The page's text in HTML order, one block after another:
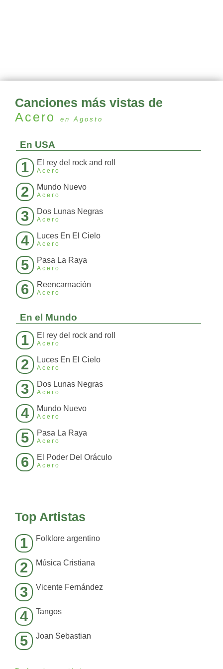
Canciones más vistas de
Acero
en Agosto
En USA
1 El rey del rock and roll
Acero
2 Mundo Nuevo
Acero
3 Dos Lunas Negras
Acero
4 Luces En El Cielo
Acero
5 Pasa La Raya
Acero
6 Reencarnación
Acero
En el Mundo
1 El rey del rock and roll
Acero
2 Luces En El Cielo
Acero
3 Dos Lunas Negras
Acero
4 Mundo Nuevo
Acero
5 Pasa La Raya
Acero
6 El Poder Del Oráculo
Acero
Top Artistas
1 Folklore argentino
2 Música Cristiana
3 Vicente Fernández
4 Tangos
5 Joan Sebastian